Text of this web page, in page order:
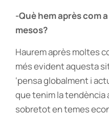
-Què hem après com
mesos?
Haurem après moltes
més evident aquesta
‘pensa globalment i
que tenim la tendència
sobretot en temes